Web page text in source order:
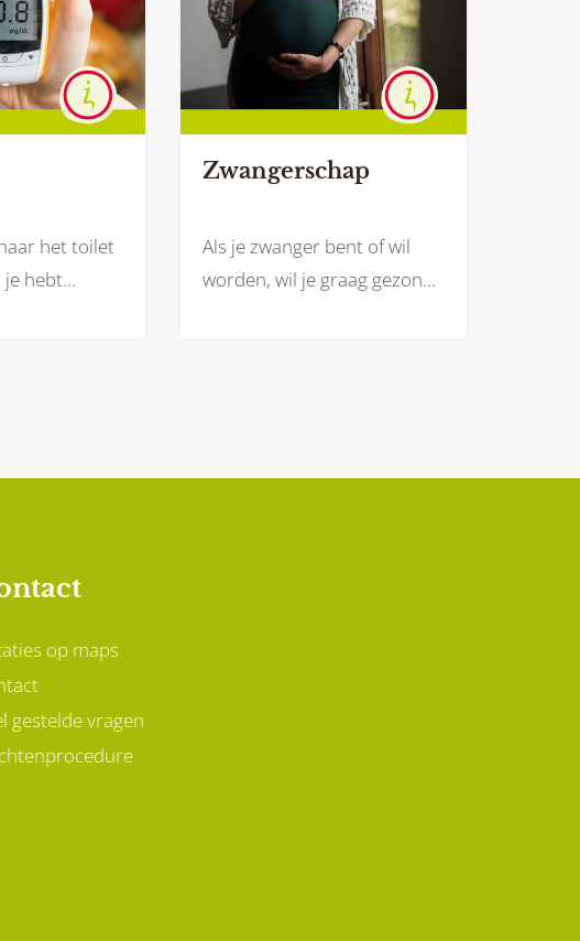
het toilet
je hebt
jij
Zwangerschap
Als je zwanger bent of wil
worden, wil je graag gezond
laten staan?
op maps
gestelde vragen